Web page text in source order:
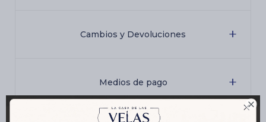

Cambios y Devoluciones
Medios de pago